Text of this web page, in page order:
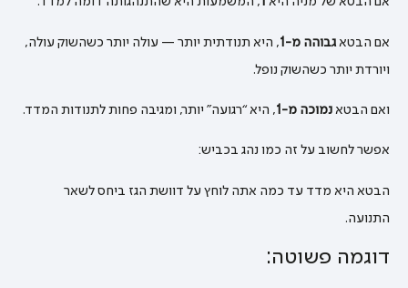
אם הבטא גבוהה מ-1 , היא תנודתית יותר — עולה יותר כשהשוק עולה,
ויורדת יותר כשהשוק נופל.
ואם הבטא נמוכה מ-1 , היא “רגועה” יותר, ומגיבה פחות לתנודות המדד.
אפשר לחשוב על זה כמו נהג בכביש:
הבטא היא מדד עד כמה אתה לוחץ על דוושת הגז ביחס לשאר
התנועה.
דוגמה פשוטה: